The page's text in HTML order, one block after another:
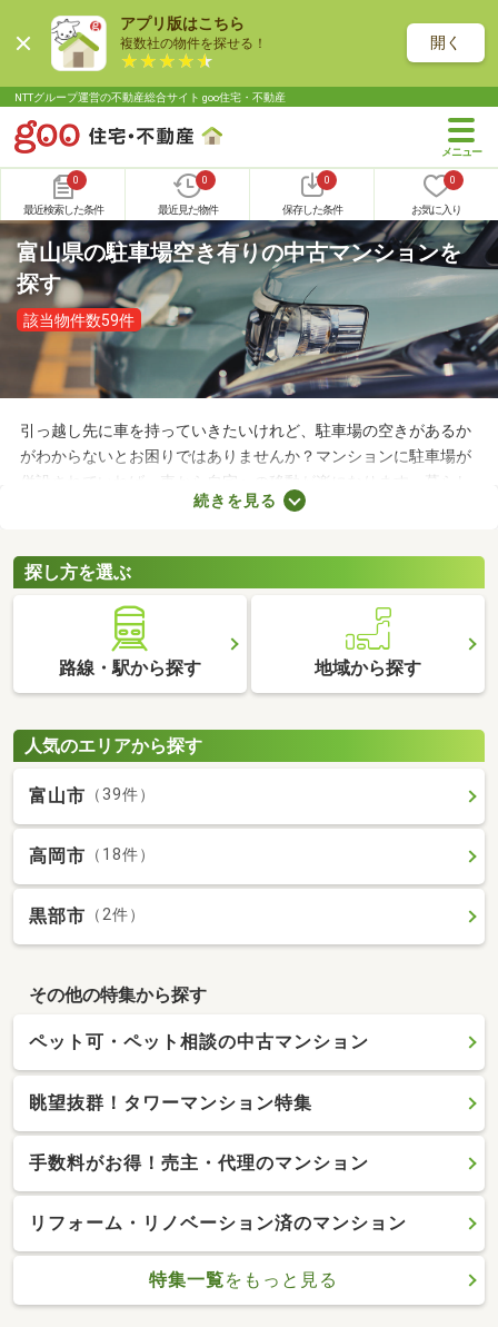
アプリ版はこちら
複数社の物件を探せる！ 開く
NTTグループ運営の不動産総合サイト goo住宅・不動産
0
最近検索した条件
0
最近見た物件
0
保存した条件
0
お気に入り
富山県の駐車場空き有りの中古マンションを
探す
該当物件数59件
引っ越し先に車を持っていきたいけれど、駐車場の空きがあるか
がわからないとお困りではありませんか？マンションに駐車場が
併設されていれば、車から自宅への移動が楽になります。暮らし
やすさに直結するポイントなので、購入前に必ず駐車場の空きが
中古マンションを紹介します。
続きを見る
探し方を選ぶ
路線・駅から探す 地域から探す
人気のエリアから探す
富山市 （39件）
高岡市 （18件）
黒部市 （2件）
その他の特集から探す
ペット可・ペット相談の中古マンション
眺望抜群！タワーマンション特集
手数料がお得！売主・代理のマンション
リフォーム・リノベーション済のマンション
特集一覧をもっと見る